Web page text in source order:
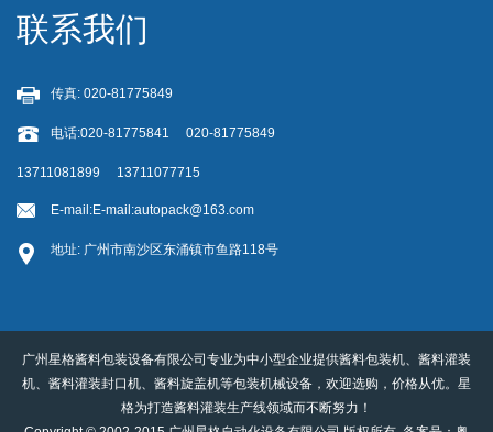
联系我们
传真: 020-81775849
电话:020-81775841 020-81775849
13711081899 13711077715
E-mail:E-mail:autopack@163.com
地址: 广州市南沙区东涌镇市鱼路118号
广州星格酱料包装设备有限公司专业为中小型企业提供酱料包装机、酱料灌装
机、酱料灌装封口机、酱料旋盖机等包装机械设备，欢迎选购，价格从优。星
格为打造酱料灌装生产线领域而不断努力！